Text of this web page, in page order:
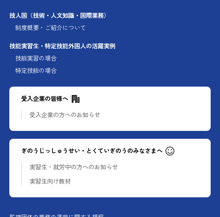
技人国 （技術・人文知識・国際業務）
制度概要・ご紹介について
技能実習生・特定技能外国人の活躍実例
技能実習の場合
特定技能の場合
受入企業の皆様へ
受入企業の方へのお知らせ
ぎのうじっしゅうせい・とくていぎのうのみなさまへ
実習生・就労中の方へのお知らせ
実習生向け教材